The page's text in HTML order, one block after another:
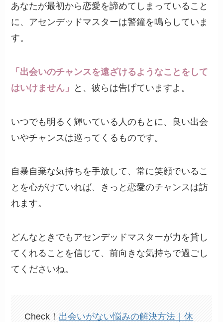
あなたが最初から恋愛を諦めてしまっていること
に、アセンデッドマスターは警鐘を鳴らしていま
す。
「出会いのチャンスを遠ざけるようなことをして
はいけません」
と、彼らは告げていますよ。
いつでも明るく輝いている人のもとに、良い出会
いやチャンスは巡ってくるものです。
自暴自棄な気持ちを手放して、常に笑顔でいるこ
とを心がけていれば、きっと恋愛のチャンスは訪
れます。
どんなときでもアセンデッドマスターが力を貸し
てくれることを信じて、前向きな気持ちで過ごし
てくださいね。
Check！ 出会いがない悩みの解決方法｜休